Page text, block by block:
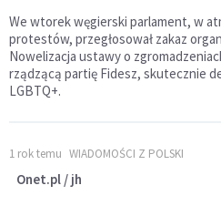
We wtorek węgierski parlament, w
protestów, przegłosował zakaz
Nowelizacja ustawy o
rządzącą partię Fidesz, skutecznie
LGBTQ+.
1 rok temu WIADOMOŚCI Z POLSKI
Onet.pl / jh